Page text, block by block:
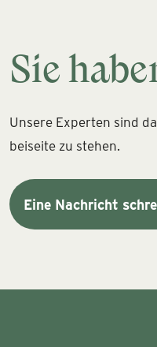
Sie
Unsere Experten sind
beiseite zu stehen.
Eine Nachricht